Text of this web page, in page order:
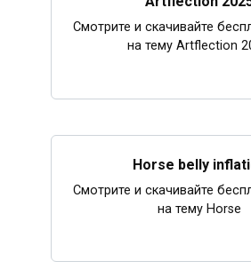
Смотрите и скачивайте
на тему Artflection
Horse belly
Смотрите и скачивайте
на тему Horse